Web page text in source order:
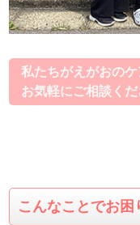
私たちがえがおのケ
お気軽にご相談くだ
こんなことでお